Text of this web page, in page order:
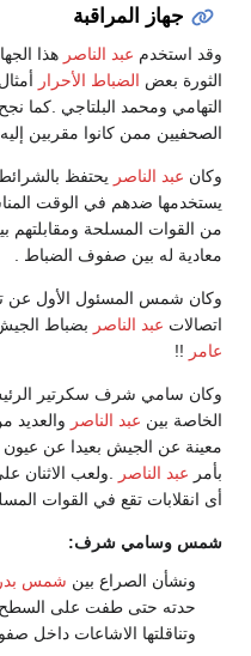
جهاز المراقبة
وقد استخدم عبد الناصر هذا
الثورة بعض الضباط الأحرار
التهامي ومحمد البلتاجي .كما
الصحفيين ممن كانوا مقربين
وكان عبد الناصر يحتفظ
يستخدمها ضدهم في الوقت
من القوات المسلحة ومقابلتهم
معادية له بين صفوف الضباط .
وكان شمس المسئول الأول عن
اتصالات عبد الناصر بضباط
عامر !!
وكان سامي شرف سكرتير
الخاصة بين عبد الناصر
معينة عن الجيش بعيدا عن
بأمر عبد الناصر
.ولعب الاثنان
أى انقلابات تقع في القوات
شمس وسامي شرف:
ونشأن الصراع بين شمس
حدته حتى طفت على
وتناقلتها الاشاعات داخل